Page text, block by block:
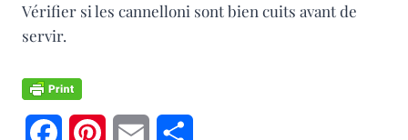
Vérifier si les cannelloni sont bien cuits avant de
servir.